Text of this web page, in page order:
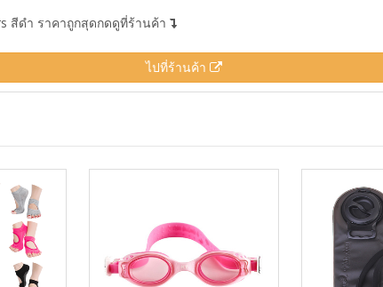
สีดำ ราคาถูกสุดกดดูที่ร้านค้า
ไปที่ร้านค้า